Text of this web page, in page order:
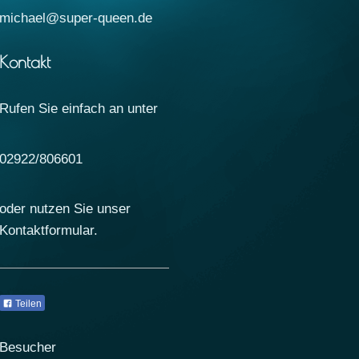
queen.de
Sie einfach an unter
806601
nutzen Sie unser
Teilen